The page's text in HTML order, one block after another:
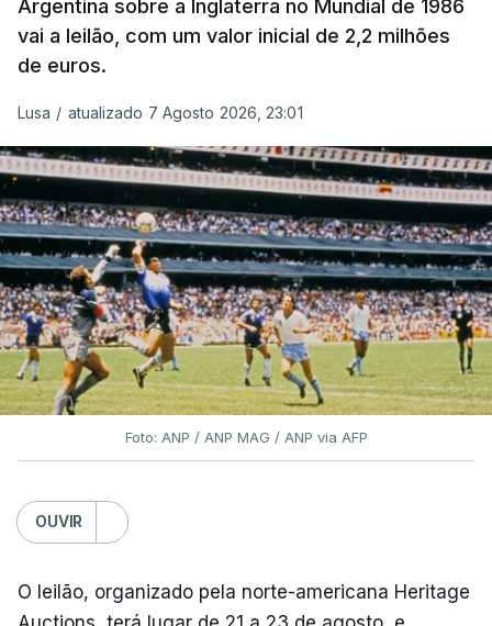
Argentina sobre a Inglaterra no Mundial de 1986
vai a leilão, com um valor inicial de 2,2 milhões
de euros.
Lusa / atualizado 7 Agosto 2026, 23:01
Foto: ANP / ANP MAG / ANP via AFP
OUVIR
O leilão, organizado pela norte-americana Heritage